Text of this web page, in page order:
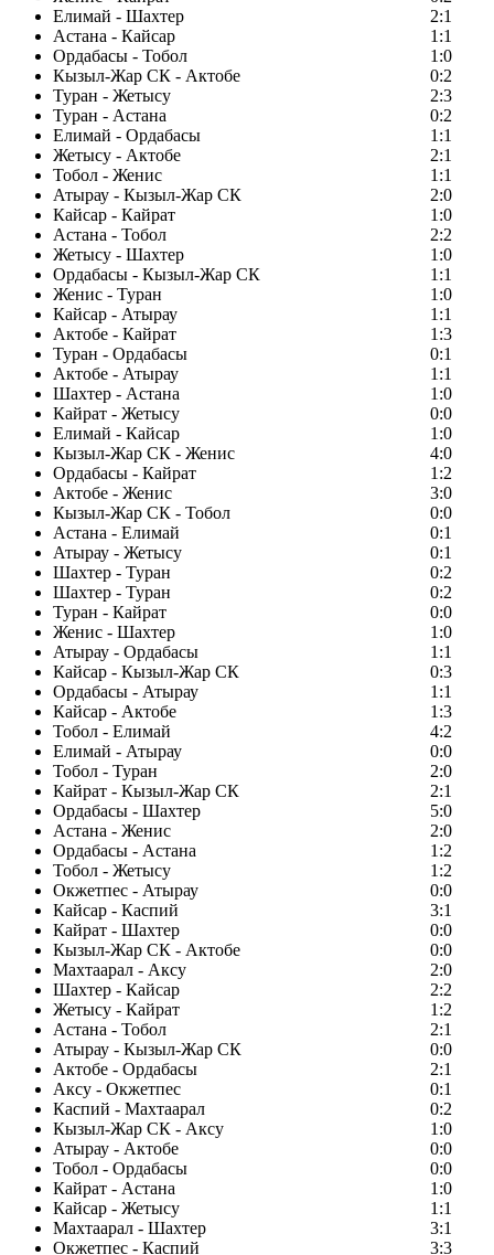
Елимай - Шахтер
2:1
Астана - Кайсар
1:1
Ордабасы - Тобол
1:0
Кызыл-Жар СК - Актобе
0:2
Туран - Жетысу
2:3
Туран - Астана
0:2
Елимай - Ордабасы
1:1
Жетысу - Актобе
2:1
Тобол - Женис
1:1
Атырау - Кызыл-Жар СК
2:0
Кайсар - Кайрат
1:0
Астана - Тобол
2:2
Жетысу - Шахтер
1:0
Ордабасы - Кызыл-Жар СК
1:1
Женис - Туран
1:0
Кайсар - Атырау
1:1
Актобе - Кайрат
1:3
Туран - Ордабасы
0:1
Актобе - Атырау
1:1
Шахтер - Астана
1:0
Кайрат - Жетысу
0:0
Елимай - Кайсар
1:0
Кызыл-Жар СК - Женис
4:0
Ордабасы - Кайрат
1:2
Актобе - Женис
3:0
Кызыл-Жар СК - Тобол
0:0
Астана - Елимай
0:1
Атырау - Жетысу
0:1
Шахтер - Туран
0:2
Шахтер - Туран
0:2
Туран - Кайрат
0:0
Женис - Шахтер
1:0
Атырау - Ордабасы
1:1
Кайсар - Кызыл-Жар СК
0:3
Ордабасы - Атырау
1:1
Кайсар - Актобе
1:3
Тобол - Елимай
4:2
Елимай - Атырау
0:0
Тобол - Туран
2:0
Кайрат - Кызыл-Жар СК
2:1
Ордабасы - Шахтер
5:0
Астана - Женис
2:0
Ордабасы - Астана
1:2
Тобол - Жетысу
1:2
Окжетпес - Атырау
0:0
Кайсар - Каспий
3:1
Кайрат - Шахтер
0:0
Кызыл-Жар СК - Актобе
0:0
Махтаарал - Аксу
2:0
Шахтер - Кайсар
2:2
Жетысу - Кайрат
1:2
Астана - Тобол
2:1
Атырау - Кызыл-Жар СК
0:0
Актобе - Ордабасы
2:1
Аксу - Окжетпес
0:1
Каспий - Махтаарал
0:2
Кызыл-Жар СК - Аксу
1:0
Атырау - Актобе
0:0
Тобол - Ордабасы
0:0
Кайрат - Астана
1:0
Кайсар - Жетысу
1:1
Махтаарал - Шахтер
3:1
Окжетпес - Каспий
3:3